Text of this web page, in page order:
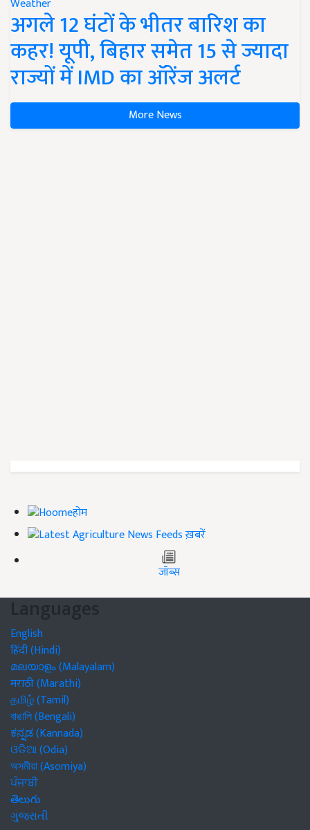
अगले 12 घंटों के भीतर बारिश का
कहर! यूपी, बिहार समेत 15 से ज्यादा
राज्यों में IMD का ऑरेंज अलर्ट
More News
होम
ख़बरें
जॉब्स
Languages
English
हिंदी (Hindi)
മലയാളം (Malayalam)
मराठी (Marathi)
தமிழ் (Tamil)
বাঙালি (Bengali)
ಕನ್ನಡ (Kannada)
ଓଡିଆ (Odia)
অসমীয়া (Asomiya)
ਪੰਜਾਬੀ
తెలుగు
ગુજરાતી